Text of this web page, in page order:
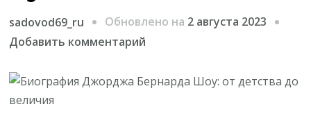
sadovod69_ru Обновлено на 2 августа 2023
Добавить комментарий
Биография